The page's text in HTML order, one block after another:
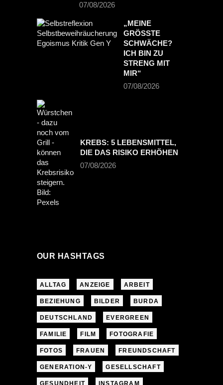
07/08/2026
„MEINE
GRÖSSTE S
CHWÄCHE? I
CH BIN ZU S
TRENG MIT M
IR“
07/08/2026
KREBS: 5 LEBENSMITTEL,
DIE DAS RISIKO ERHÖHEN
07/08/2026
OUR HASHTAGS
ALLTAG ANZEIGE ARBEIT
BEZIEHUNG BILDER BURDA
DEUTSCHLAND EVERGREEN
FAMILIE FILM FOTOGRAFIE
FOTOS FRAUEN FREUNDSCHAFT
GENERATION-Y GESELLSCHAFT
GESUNDHEIT INSTAGRAM